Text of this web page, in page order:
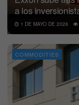
a los
1 DE MAYO DE 2026
COMMODITIES